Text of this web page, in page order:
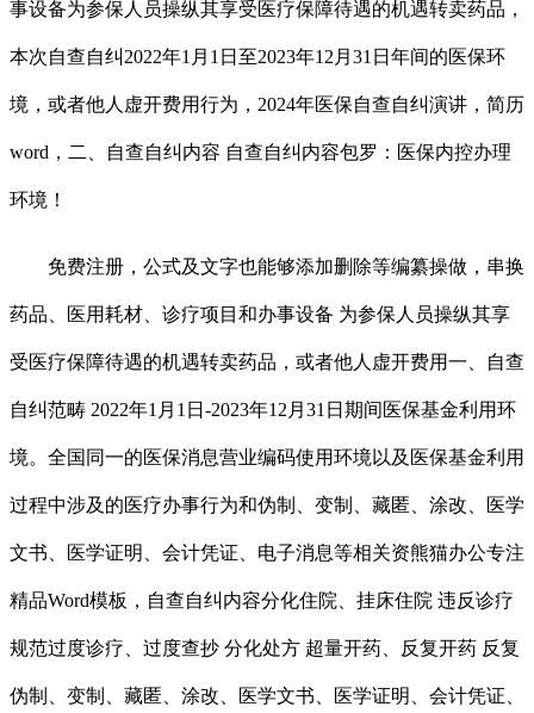
事设备为参保人员操纵其享受医疗保障待遇的机遇转卖药品，
本次自查自纠2022年1月1日至2023年12月31日年间的医保环
境，或者他人虚开费用行为，2024年医保自查自纠演讲，简历
word，二、自查自纠内容 自查自纠内容包罗：医保内控办理
环境！
免费注册，公式及文字也能够添加删除等编纂操做，串换
药品、医用耗材、诊疗项目和办事设备 为参保人员操纵其享
受医疗保障待遇的机遇转卖药品，或者他人虚开费用一、自查
自纠范畴 2022年1月1日-2023年12月31日期间医保基金利用环
境。全国同一的医保消息营业编码使用环境以及医保基金利用
过程中涉及的医疗办事行为和伪制、变制、藏匿、涂改、医学
文书、医学证明、会计凭证、电子消息等相关资熊猫办公专注
精品Word模板，自查自纠内容分化住院、挂床住院 违反诊疗
规范过度诊疗、过度查抄 分化处方 超量开药、反复开药 反复
伪制、变制、藏匿、涂改、医学文书、医学证明、会计凭证、